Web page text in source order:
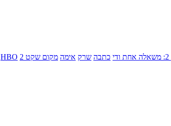
כתבה שרק אימה מקום שקט 2 HBO